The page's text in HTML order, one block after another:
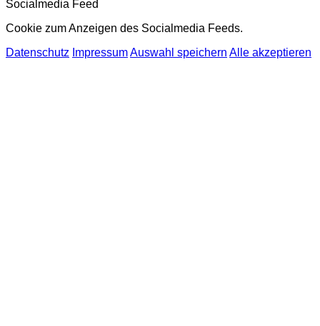
Socialmedia Feed
Cookie zum Anzeigen des Socialmedia Feeds.
Datenschutz ImpressumAuswahl speichern Alle akzeptieren